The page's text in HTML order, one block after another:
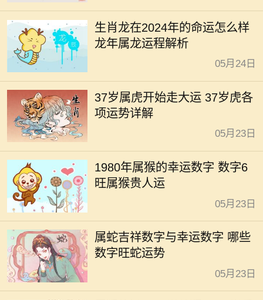
生肖龙在2024年的命运怎么样
龙年属龙运程解析
05月24日
37岁属虎开始走大运 37岁虎各
项运势详解
05月23日
1980年属猴的幸运数字 数字6
旺属猴贵人运
05月23日
属蛇吉祥数字与幸运数字 哪些
数字旺蛇运势
05月23日